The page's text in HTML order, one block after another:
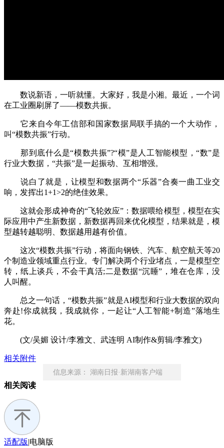
数说新语，一听就懂。大家好，我是小湘。最近，一个词
在工业圈刷屏了——模数共振。
它来自今年工信部和国家数据局联手搞的一个大动作，
叫“模数共振”行动。
那到底什么是“模数共振”?“模”是人工智能模型，“数”是
行业大数据，“共振”是一起振动、互相增强。
说白了就是，让模型和数据两个“乐器”合奏一曲工业交
响，发挥出1+1>2的绝佳效果。
这就会形成神奇的“飞轮效应”：数据喂给模型，模型在实
际应用中产生新数据，新数据再回来优化模型，结果就是，模
型越转越聪明、数据越用越有价值。
这次“模数共振”行动，将面向钢铁、汽车、航空航天等20
个制造业领域重点行业。专门解决两个行业堵点，一是模型空
转，纸上谈兵，不会干真活;二是数据“沉睡”，堆在仓库，没
人叫醒。
总之一句话，“模数共振”就是AI模型和行业大数据的双向
奔赴!你成就我，我成就你，一起让“人工智能+制造”落地生
花。
(文/吴媚 设计/李雅文、武连明 AI制作&剪辑/李雅文)
相关附件
信息来源： 湖南日报·新湖南客户端
相关阅读
适配版|电脑版